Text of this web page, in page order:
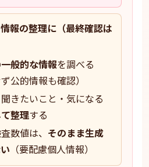
報の整理に（最終確認は
一般的な情報を調べる
公的情報も確認）
きたいこと・気になる
整理する
数値は、 そのまま生成
（要配慮個人情報）